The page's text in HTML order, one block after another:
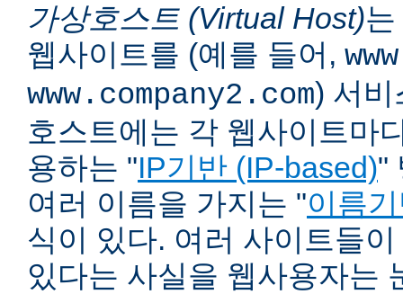
가상호스트 (Virtual Host)
웹사이트를 (예를 들어,
www.company2.com) 서비
호스트에는 각 웹사이트마
용하는 "IP기반 (IP-based)"
여러 이름을 가지는 "이름
식이 있다. 여러 사이트들
있다는 사실을 웹사용자는